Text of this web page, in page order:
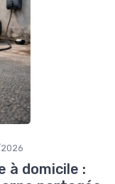
à domicile :